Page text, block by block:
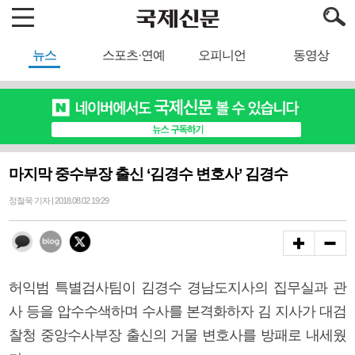
뉴스 스포츠·연예 오피니언 동영상
마지막 중수부장 출신 ‘김경수 변호사’ 김경수
정철욱 기자 | 2018.08.02 19:29
허익범 특별검사팀이 김경수 경남도지사의 집무실과 관
사 등을 압수수색하며 수사를 본격화하자 김 지사가 대검
찰청 중앙수사부장 출신의 거물 변호사를 방패로 내세웠